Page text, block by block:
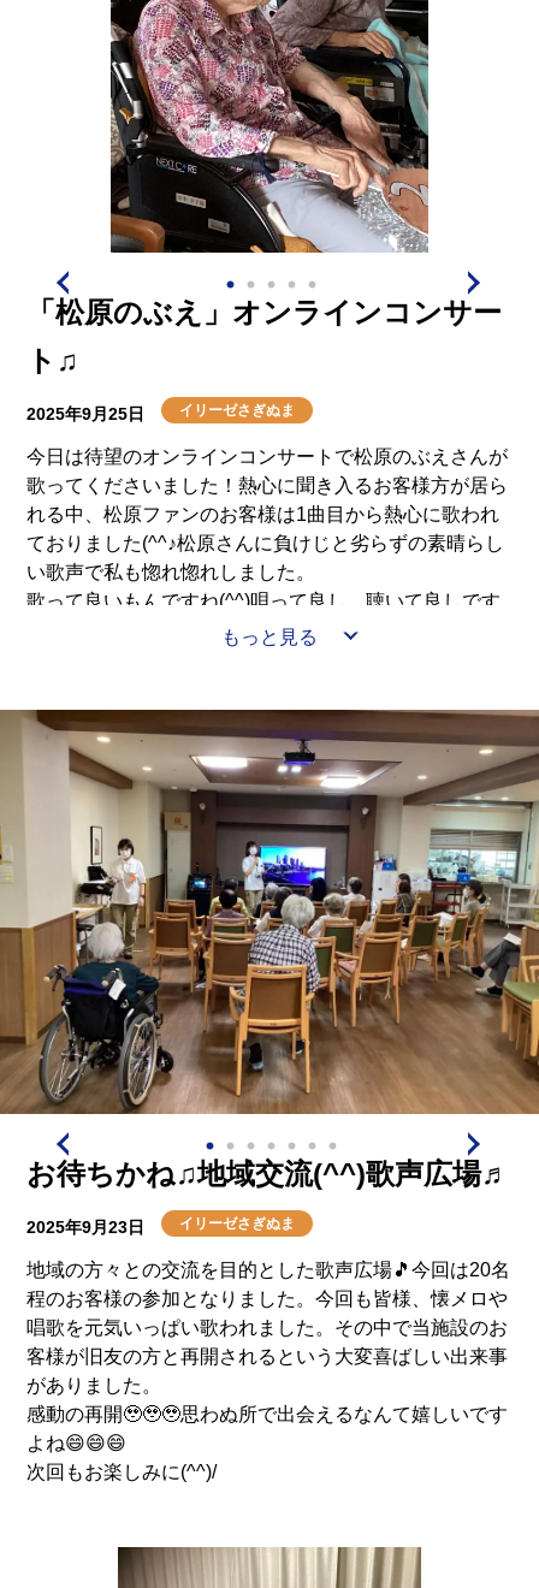
「松原のぶえ」オンラインコンサー
ト♫
2025年9月25日 イリーゼさぎぬま
今日は待望のオンラインコンサートで松原のぶえさんが
歌ってくださいました！熱心に聞き入るお客様方が居ら
れる中、松原ファンのお客様は1曲目から熱心に歌われ
ておりました(^^♪松原さんに負けじと劣らずの素晴らし
い歌声で私も惚れ惚れしました。
歌って良いもんですね(^^)唄って良し、聴いて良しです
もっと見る
お待ちかね♫地域交流(^^)歌声広場♬
2025年9月23日 イリーゼさぎぬま
地域の方々との交流を目的とした歌声広場🎵今回は20名
程のお客様の参加となりました。今回も皆様、懐メロや
唱歌を元気いっぱい歌われました。その中で当施設のお
客様が旧友の方と再開されるという大変喜ばしい出来事
がありました。
感動の再開🥹🥹🥹思わぬ所で出会えるなんて嬉しいです
よね😄😄😄
次回もお楽しみに(^^)/